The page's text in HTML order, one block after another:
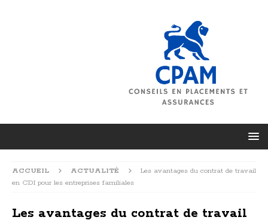
ACCUEIL ACTUALITÉ
Les avantages du contrat de travail
en CDI pour les entreprises familiales
Les avantages du contrat de travail